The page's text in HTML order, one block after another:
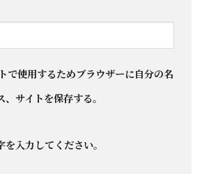
で使用するためブラウザーに自分の名
サイトを保存する。
を入力してください。